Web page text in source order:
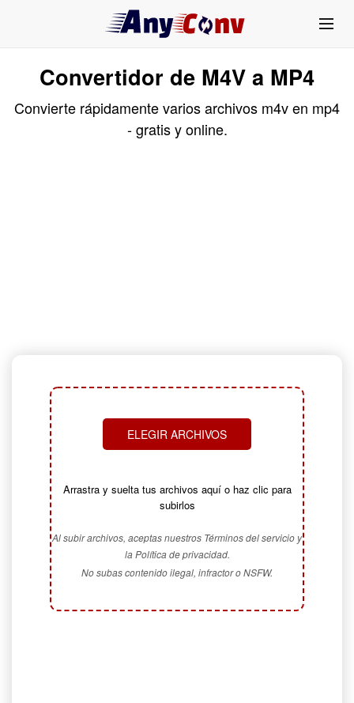
Convertidor de M4V a MP4
Convierte rápidamente varios archivos m4v en mp4
- gratis y online.
ELEGIR ARCHIVOS
Arrastra y suelta tus archivos aquí o haz clic para
subirlos
Al subir archivos, aceptas nuestros Términos del servicio y
la Política de privacidad.
No subas contenido ilegal, infractor o NSFW.